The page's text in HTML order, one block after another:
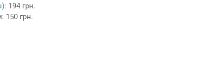
): 194 грн.
150 грн.